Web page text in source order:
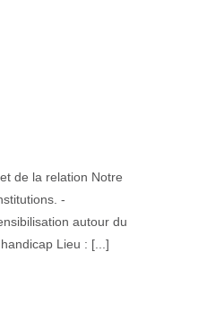
de la relation Notre
institutions. -
autour du
Lieu : [...]